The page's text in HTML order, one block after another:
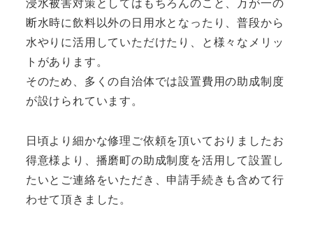
浸水被害対策としてはもちろんのこと、万が一の
断水時に飲料以外の日用水となったり、普段から
水やりに活用していただけたり、と様々なメリッ
トがあります。
そのため、多くの自治体では設置費用の助成制度
が設けられています。
日頃より細かな修理ご依頼を頂いておりましたお
得意様より、播磨町の助成制度を活用して設置し
たいとご連絡をいただき、申請手続きも含めて行
わせて頂きました。